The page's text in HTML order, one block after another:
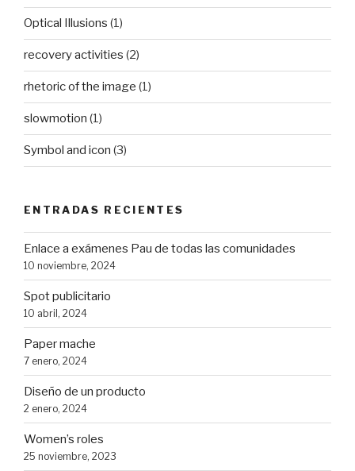
Optical Illusions (1)
recovery activities (2)
rhetoric of the image (1)
slowmotion (1)
Symbol and icon (3)
ENTRADAS RECIENTES
Enlace a exámenes Pau de todas las comunidades
10 noviembre, 2024
Spot publicitario
10 abril, 2024
Paper mache
7 enero, 2024
Diseño de un producto
2 enero, 2024
Women’s roles
25 noviembre, 2023